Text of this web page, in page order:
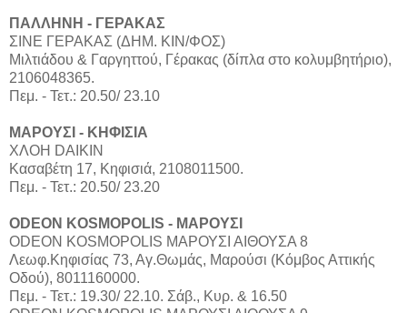
ΠΑΛΛΗΝΗ - ΓΕΡΑΚΑΣ
ΣΙΝΕ ΓΕΡΑΚΑΣ (ΔΗΜ. ΚΙΝ/ΦΟΣ)
Μιλτιάδου & Γαργηττού, Γέρακας (δίπλα στο κολυμβητήριο),
2106048365.
Πεμ. - Τετ.: 20.50/ 23.10
ΜΑΡΟΥΣΙ - ΚHΦΙΣΙΑ
ΧΛΟΗ DAIKIN
Κασαβέτη 17, Κηφισιά, 2108011500.
Πεμ. - Τετ.: 20.50/ 23.20
ODEON KOSMOPOLIS - ΜΑΡΟΥΣΙ
ODEON KOSMOPOLIS ΜΑΡΟΥΣΙ ΑΙΘΟΥΣΑ 8
Λεωφ.Κηφισίας 73, Αγ.Θωμάς, Μαρούσι (Κόμβος Αττικής
Οδού), 8011160000.
Πεμ. - Τετ.: 19.30/ 22.10. Σάβ., Κυρ. & 16.50